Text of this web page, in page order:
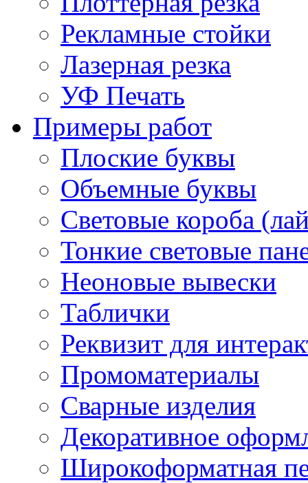
Рекламные стойки
Лазерная резка
УФ Печать
Примеры работ
Плоские буквы
Объемные буквы
Световые короба
Тонкие световые
Неоновые вывески
Таблички
Реквизит для
Промоматериалы
Сварные изделия
Декоративное
Широкоформатная